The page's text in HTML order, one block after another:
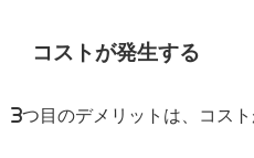
コストが発生する
3つ目のデメリットは、コス